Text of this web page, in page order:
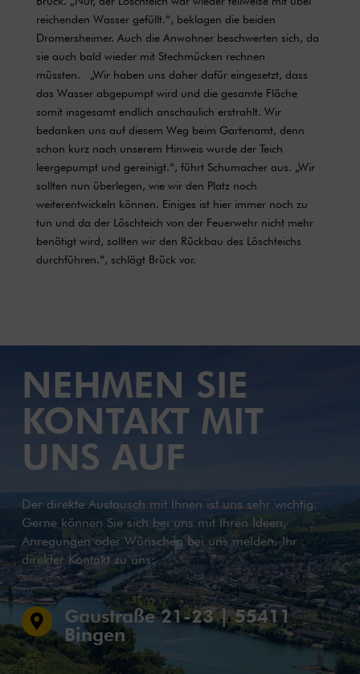
reichenden Wasser gefüllt.“, beklagen die beiden
Dromersheimer. Auch die Anwohner beschwerten sich, da
sie auch bald wieder mit Stechmücken rechnen
müssten. „Wir haben uns daher dafür eingesetzt, dass
das Wasser abgepumpt wird und die gesamte Fläche
somit insgesamt endlich anschaulich erstrahlt. Wir
bedanken uns auf diesem Weg beim Gartenamt, denn
schon kurz nach unserem Hinweis wurde der Teich
leergepumpt und gereinigt.“, führt Schumacher aus. „Wir
sollten nun überlegen, wie wir den Platz noch
weiterentwickeln können. Einiges ist hier immer noch zu
tun und da der Löschteich von der Feuerwehr nicht mehr
benötigt wird, sollten wir den Rückbau des Löschteichs
durchführen.“, schlägt Brück vor.
NEHMEN SIE
KONTAKT MIT
UNS AUF
Der direkte Austausch mit Ihnen ist uns sehr wichtig.
Gerne können Sie sich bei uns mit Ihren Ideen,
Anregungen oder Wünschen bei uns melden. Ihr
direkter Kontakt zu uns:

Gaustraße 21-23 | 55411
Bingen